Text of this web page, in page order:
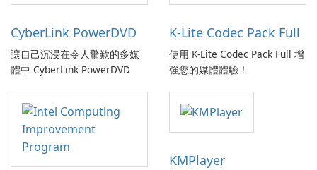
CyberLink PowerDVD
讓自己沉浸在令人驚歎的多媒
體中 CyberLink PowerDVD
K-Lite Codec Pack Full
使用 K-Lite Codec Pack Full 增
強您的媒體體驗！
KMPlayer